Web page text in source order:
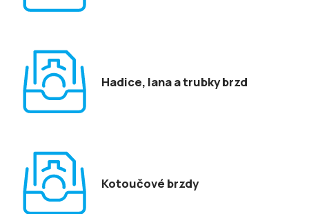
Hadice, lana a trubky brzd
Kotoučové brzdy